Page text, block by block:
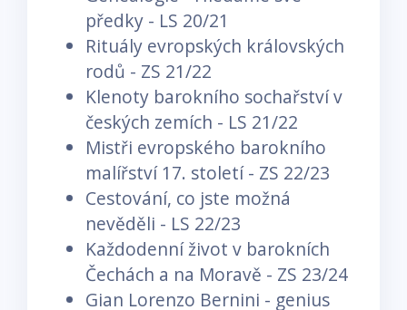
předky - LS 20/21
Rituály evropských královských
rodů - ZS 21/22
Klenoty barokního sochařství v
českých zemích - LS 21/22
Mistři evropského barokního
malířství 17. století - ZS 22/23
Cestování, co jste možná
nevěděli - LS 22/23
Každodenní život v barokních
Čechách a na Moravě - ZS 23/24
Gian Lorenzo Bernini - genius